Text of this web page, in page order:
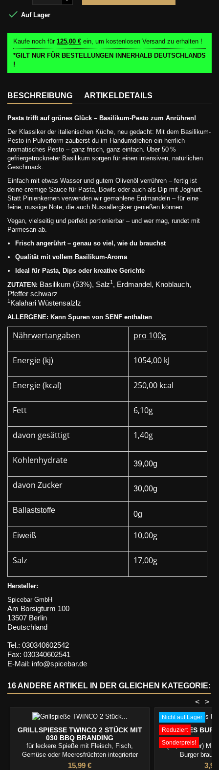
 Auf Lager
Kaufe noch für 125,00 € ein, um kostenlosen Versand zu erhalten !
*GILT NUR FÜR BESTELLUNGEN INNERHALB DEUTSCHLANDS
!
BESCHREIBUNG ARTIKELDETAILS
Pasta trifft auf grünes Glück – Basilikum-Pesto zum Anrühren!
Der Klassiker der italienischen Küche, neu gedacht: Mit dem Basilikum-
Pesto in Pulverform zauberst du im Handumdrehen ein herrlich
aromatisches Pesto – ganz frisch, ganz einfach. Über 50 %
gefriergetrockneter Basilikum sorgen für einen intensiven, natürlichen
Geschmack.
Einfach mit etwas Wasser und gutem Olivenöl verrühren – fertig ist
deine cremige Sauce für Pasta, Bowls oder auch als Dip mit Joghurt.
Statt Pinienkernen verwenden wir gemahlene Erdmandeln – für eine
feine, nussige Note, die auch Nussallergiker genießen können.
Vegan, vielseitig und perfekt portionierbar – und wer mag, rundet mit
Parmesan ab.
Frisch angerührt – genau so viel, wie du brauchst
Qualität mit vollem Basilikum-Aroma
Ideal für Pasta, Dips oder kreative Gerichte
ZUTATEN: Basilikum (53%), Salz1 , Erdmandel, Knoblauch,
Pfeffer schwarz
1 Kalahari Wüstensalzlz
ALLERGENE: Kann Spuren von SENF enthalten
Nährwertangaben pro 100g
Energie (kj) 1054,00 kJ
Energie (kcal) 250,00 kcal
Fett 6,10g
davon gesättigt 1,40g
Kohlenhydrate 39,00g
davon Zucker 30,00g
Ballaststoffe 0g
Eiweiß 10,00g
Salz 17,00g
Hersteller:
Spicebar GmbH
Am Borsigturm 100
13507 Berlin
Deutschland
Tel.: 030340602542
Fax: 030340602541
E-Mail: info@spicebar.de
16 ANDERE ARTIKEL IN DER GLEICHEN KATEGORIE:
>
<
GRILLSPIESSE TWINCO 2 STÜCK MIT 0
30 BBQ BRANDING
für leckere Spieße mit Fleisch, Fisch,
Gemüse oder Meeresfrüchten integrierter
Abstreifer sorgt für leichtes Runterschieben
Preis
15,99 €
Nicht auf Lager
Reduziert
Sonderpreis!
STOKES
(15,06€/Liter)
Burger